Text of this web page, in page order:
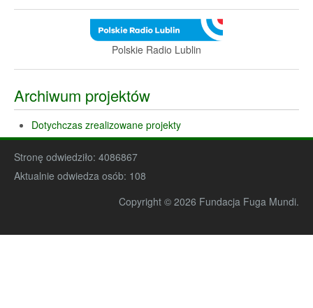
Polskie Radio Lublin
Archiwum projektów
Dotychczas zrealizowane projekty
Stronę odwiedziło: 4086867
Aktualnie odwiedza osób: 108
Copyright © 2026 Fundacja Fuga Mundi.